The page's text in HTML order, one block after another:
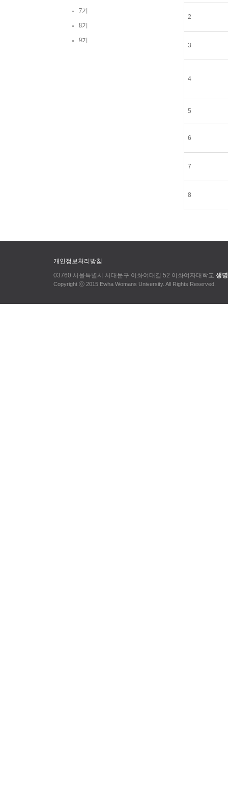
7기
8기
9기
2
3
4
5
6
7
8
개인정보처리방침
03760 서울특별시 서대문구 이화여대길 52 이화여자대학교 생
Copyright ⓒ 2015 Ewha Womans University. All Rights Reserved.